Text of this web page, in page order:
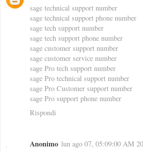
sage technical support number
sage technical support phone number
sage tech support number
sage tech support phone number
sage customer support number
sage customer service number
sage Pro tech support number
sage Pro technical support number
sage Pro Customer support number
sage Pro support phone number
Rispondi
Anonimo lun ago 07, 05:09:00 AM